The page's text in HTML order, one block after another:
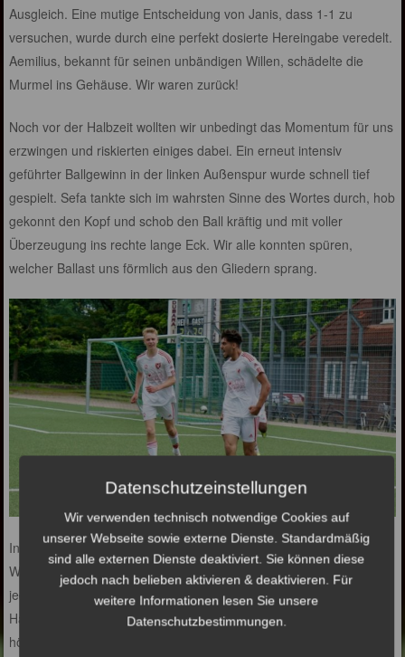
Ausgleich. Eine mutige Entscheidung von Janis, dass 1-1 zu
versuchen, wurde durch eine perfekt dosierte Hereingabe veredelt.
Aemilius, bekannt für seinen unbändigen Willen, schädelte die
Murmel ins Gehäuse. Wir waren zurück!
Noch vor der Halbzeit wollten wir unbedingt das Momentum für uns
erzwingen und riskierten einiges dabei. Ein erneut intensiv
geführter Ballgewinn in der linken Außenspur wurde schnell tief
gespielt. Sefa tankte sich im wahrsten Sinne des Wortes durch, hob
gekonnt den Kopf und schob den Ball kräftig und mit voller
Überzeugung ins rechte lange Eck. Wir alle konnten spüren,
welcher Ballast uns förmlich aus den Gliedern sprang.
In der Halbzeit lag der Fokus darauf, keinen Deut nachzugeben!
Wir schworen uns ein, dass es weiterhin alles braucht, um die um
jeden Zentimeter kämpfenden VFLer zu bespielen. Nach der
Halbzeit mussten hüben wie drüben ein paar Torabschlüsse in
höchster Not geklärt werden.
Datenschutzeinstellungen
Wir verwenden technisch notwendige Cookies auf
unserer Webseite sowie externe Dienste. Standardmäßig
sind alle externen Dienste deaktiviert. Sie können diese
jedoch nach belieben aktivieren & deaktivieren. Für
weitere Informationen lesen Sie unsere
Datenschutzbestimmungen.